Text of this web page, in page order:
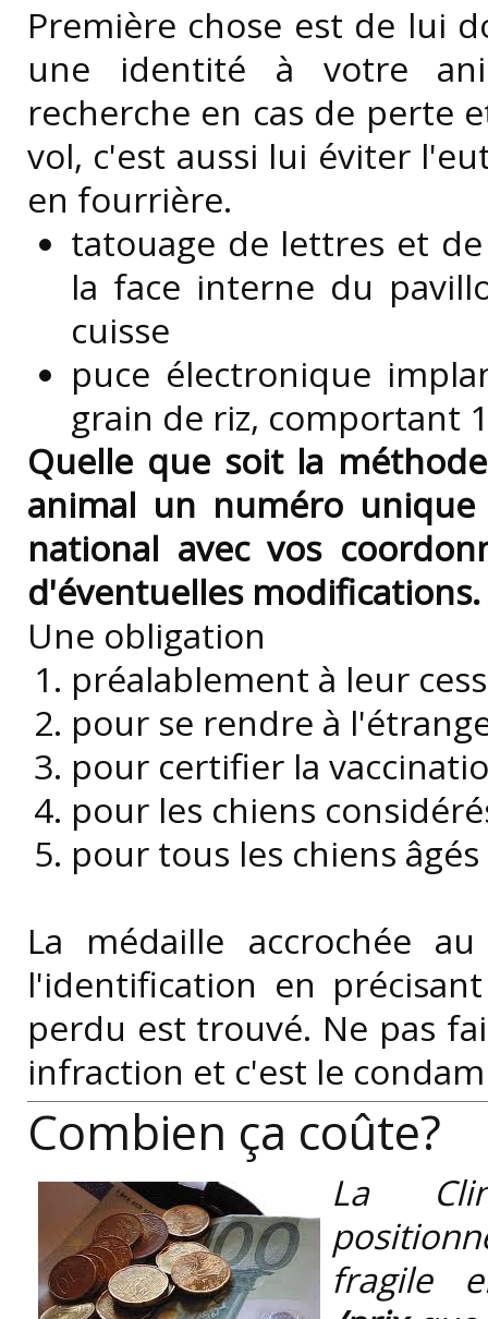
Première chose est de lui
une identité à votre
recherche en cas de perte
vol, c'est aussi lui éviter
en fourrière.
tatouage de lettres et
la face interne du
cuisse
puce électronique
grain de riz, comportant
Quelle que soit la
animal un numéro
national avec vos
d'éventuelles modifications.
Une obligation
préalablement à leur
pour se rendre à
pour certifier la
pour les chiens
pour tous les chiens
La médaille accrochée
l'identification en
perdu est trouvé. Ne pas
infraction et c'est le
Combien ça coûte?
La
fragile